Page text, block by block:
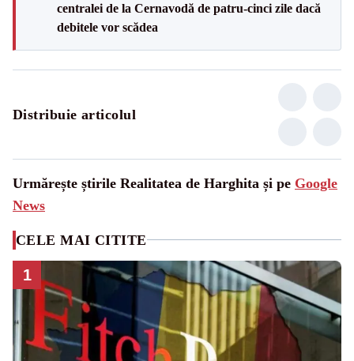
centralei de la Cernavodă de patru-cinci zile dacă
debitele vor scădea
Distribuie articolul
Urmărește știrile Realitatea de Harghita și pe Google
News
CELE MAI CITITE
1